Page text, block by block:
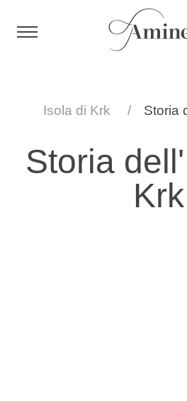
Hotel e resort
Isola di Krk Storia
Storia
Krk